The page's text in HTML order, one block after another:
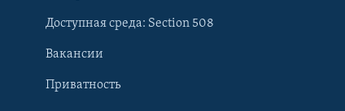
Языки
Доступная среда: Section 508
Вакансии
Приватность